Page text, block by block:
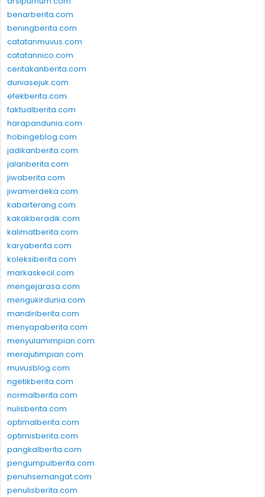
benarberita.com
beningberita.com
catatanmuvus.com
catatannico.com
ceritakanberita.com
duniasejuk.com
efekberita.com
faktualberita.com
harapandunia.com
hobingeblog.com
jadikanberita.com
jalanberita.com
jiwaberita.com
jiwamerdeka.com
kabarterang.com
kakakberadik.com
kalimatberita.com
karyaberita.com
koleksiberita.com
markaskecil.com
mengejarasa.com
mengukirdunia.com
mandiriberita.com
menyapaberita.com
menyulamimpian.com
merajutimpian.com
muvusblog.com
ngetikberita.com
normalberita.com
nulisberita.com
optimalberita.com
optimisberita.com
pangkalberita.com
pengumpulberita.com
penuhsemangat.com
penulisberita.com